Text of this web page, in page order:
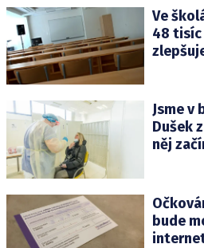
Ve
48 tisíc
Jsme v
Dušek
něj
bude